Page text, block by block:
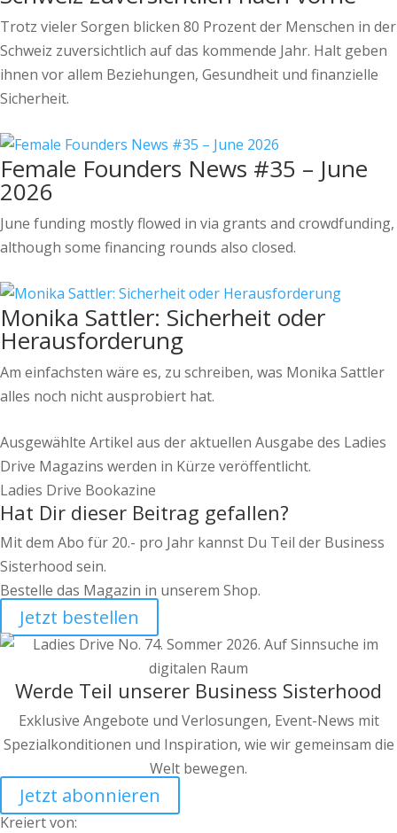
Trotz vieler Sorgen blicken 80 Prozent der Menschen in der
Schweiz zuversichtlich auf das kommende Jahr. Halt geben
ihnen vor allem Beziehungen, Gesundheit und finanzielle
Sicherheit.
Female Founders News #35 – June
2026
June funding mostly flowed in via grants and crowdfunding,
although some financing rounds also closed.
Monika Sattler: Sicherheit oder
Herausforderung
Am einfachsten wäre es, zu schreiben, was Monika Sattler
alles noch nicht ausprobiert hat.
Ausgewählte Artikel aus der aktuellen Ausgabe des Ladies
Drive Magazins werden in Kürze veröffentlicht.
Ladies Drive Bookazine
Hat Dir dieser Beitrag gefallen?
Mit dem Abo für 20.- pro Jahr kannst Du Teil der Business
Sisterhood sein.
Bestelle das Magazin in unserem Shop.
Jetzt bestellen
Werde Teil unserer Business Sisterhood
Exklusive Angebote und Verlosungen, Event-News mit
Spezialkonditionen und Inspiration, wie wir gemeinsam die
Welt bewegen.
Jetzt abonnieren
Kreiert von: